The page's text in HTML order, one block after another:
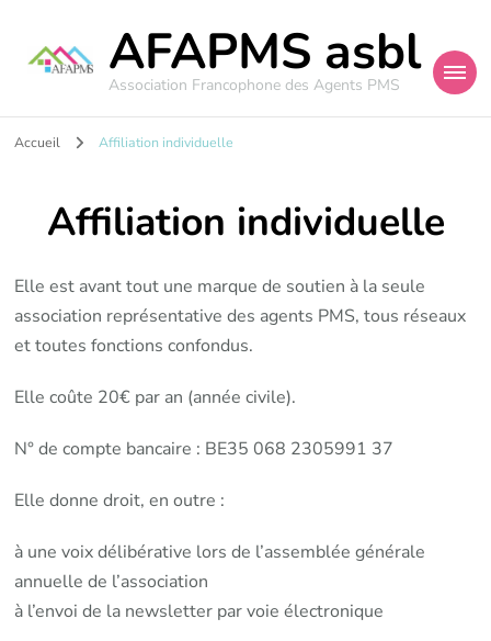
AFAPMS asbl
Association Francophone des Agents PMS
Accueil Affiliation individuelle
Affiliation individuelle
Elle est avant tout une marque de soutien à la seule
association représentative des agents PMS, tous réseaux
et toutes fonctions confondus.
Elle coûte 20€ par an (année civile).
N° de compte bancaire : BE35 068 2305991 37
Elle donne droit, en outre :
à une voix délibérative lors de l’assemblée générale
annuelle de l’association
à l’envoi de la newsletter par voie électronique